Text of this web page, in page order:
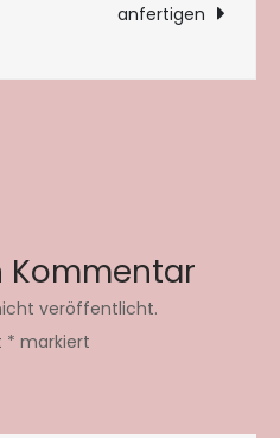
anfertigen
Kommentar
veröffentlicht.
* markiert